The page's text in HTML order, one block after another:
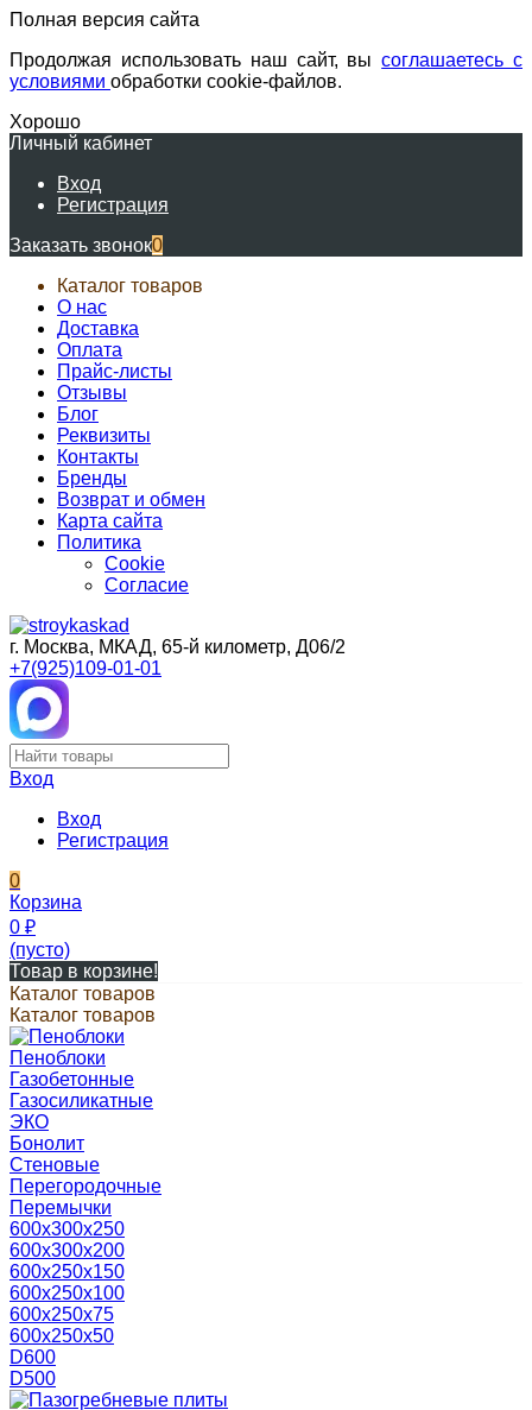
Полная версия сайта
Продолжая использовать наш сайт, высоглашаетесь с
условиями обработки cookie-файлов.
Хорошо
Личный кабинет
Вход
Регистрация
Заказать звонок0
Каталог товаров
О нас
Доставка
Оплата
Прайс-листы
Отзывы
Блог
Реквизиты
Контакты
Бренды
Возврат и обмен
Карта сайта
Политика
Cookie
Согласие
г. Москва, МКАД, 65-й километр, Д06/2
+7(925)109-01-01
Вход
Вход
Регистрация
0
Корзина
0 ₽
(пусто)
Товар в корзине!
Каталог товаров
Каталог товаров
Пеноблоки
Газобетонные
Газосиликатные
ЭКО
Бонолит
Стеновые
Перегородочные
Перемычки
600х300х250
600х300х200
600х250х150
600х250х100
600х250х75
600х250х50
D600
D500